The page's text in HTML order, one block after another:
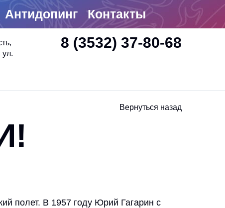
Антидопинг Контакты
ул.
8 (3532) 37-80-68
Вернуться назад
полет. В 1957 году Юрий Гагарин с